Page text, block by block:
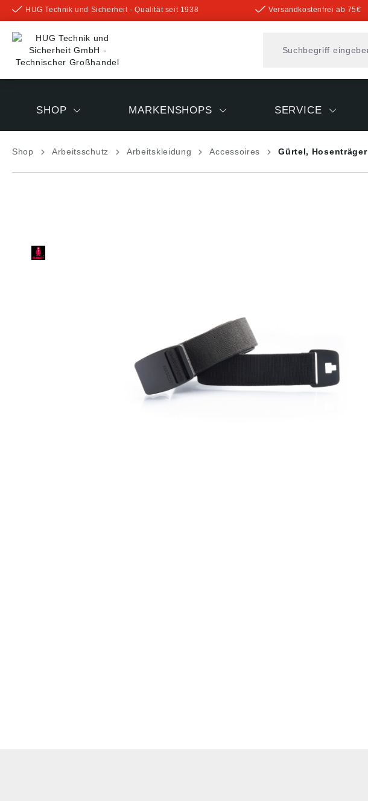
springen
HUG Technik und Sicherheit - Qualität seit 1938 Versandkostenfrei ab 75€
SHOP MARKENSHOPS SERVICE
Shop Arbeitsschutz Arbeitskleidung Accessoires Gürtel, Hosenträger